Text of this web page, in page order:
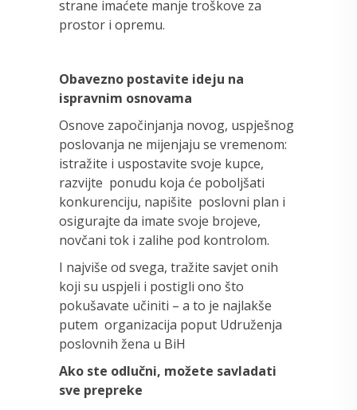
strane imaćete manje troškove za
prostor i opremu.
Obavezno postavite ideju na
ispravnim osnovama
Osnove započinjanja novog, uspješnog
poslovanja ne mijenjaju se vremenom:
istražite i uspostavite svoje kupce,
razvijte ponudu koja će poboljšati
konkurenciju, napišite poslovni plan i
osigurajte da imate svoje brojeve,
novčani tok i zalihe pod kontrolom.
I najviše od svega, tražite savjet onih
koji su uspjeli i postigli ono što
pokušavate učiniti – a to je najlakše
putem organizacija poput Udruženja
poslovnih žena u BiH
Ako ste odlučni, možete savladati
sve prepreke